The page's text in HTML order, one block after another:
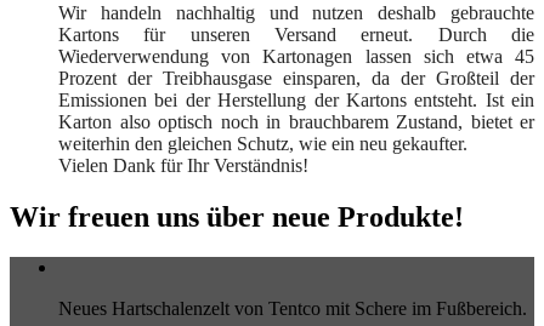
Wir handeln nachhaltig und nutzen deshalb gebrauchte
Kartons für unseren Versand erneut. Durch die
Wiederverwendung von Kartonagen lassen sich etwa 45
Prozent der Treibhausgase einsparen, da der Großteil der
Emissionen bei der Herstellung der Kartons entsteht. Ist ein
Karton also optisch noch in brauchbarem Zustand, bietet er
weiterhin den gleichen Schutz, wie ein neu gekaufter.
Vielen Dank für Ihr Verständnis!
Wir freuen uns über neue Produkte!
Neues Hartschalenzelt von Tentco mit Schere im Fußbereich.